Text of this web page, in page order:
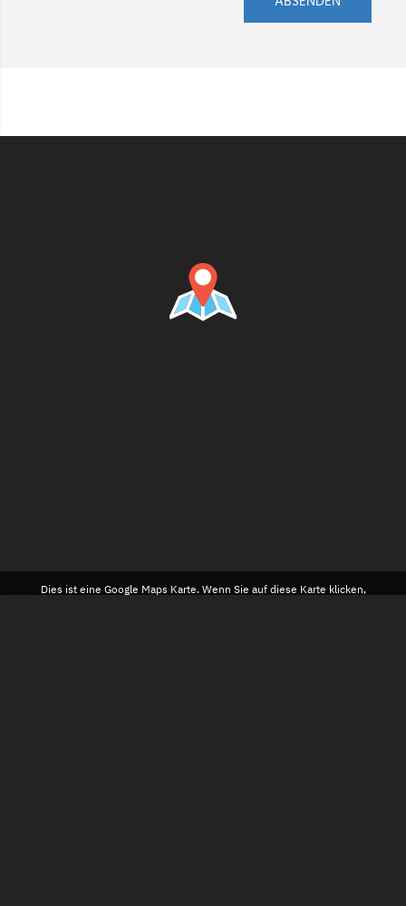
Dies ist eine Google Maps Karte. Wenn Sie auf diese Karte klicken,